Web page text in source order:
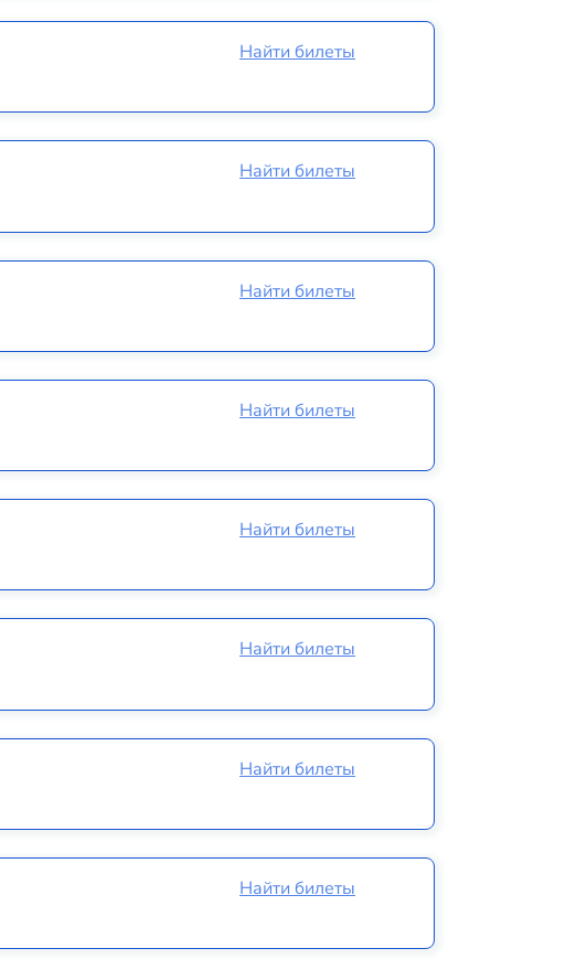
Найти билеты
Найти билеты
Найти билеты
Найти билеты
Найти билеты
Найти билеты
Найти билеты
Найти билеты